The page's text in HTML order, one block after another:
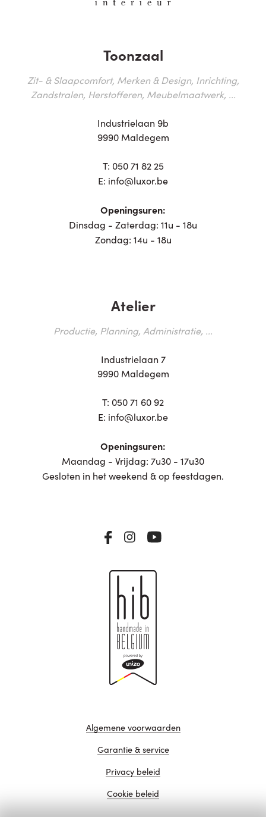
Toonzaal
Zit- & Slaapcomfort, Merken & Design, Inrichting,
Zandstralen, Herstofferen, Meubelmaatwerk, ...
Industrielaan 9b
9990 Maldegem
T: 050 71 82 25
E: info@luxor.be
Openingsuren:
Dinsdag - Zaterdag: 11u - 18u
Zondag: 14u - 18u
Atelier
Productie, Planning, Administratie, ...
Industrielaan 7
9990 Maldegem
T: 050 71 60 92
E: info@luxor.be
Openingsuren:
Maandag - Vrijdag: 7u30 - 17u30
Gesloten in het weekend & op feestdagen.
Algemene voorwaarden
Garantie & service
Privacy beleid
Cookie beleid